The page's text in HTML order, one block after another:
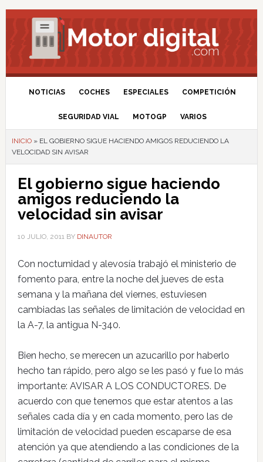
NOTICIAS COCHES ESPECIALES COMPETICIÓN
SEGURIDAD VIAL MOTOGP VARIOS
INICIO» EL GOBIERNO SIGUE HACIENDO AMIGOS REDUCIENDO LA
VELOCIDAD SIN AVISAR
El gobierno sigue haciendo
amigos reduciendo la
velocidad sin avisar
10 JULIO, 2011BY DINAUTOR
Con nocturnidad y alevosía trabajó el ministerio de
fomento para, entre la noche del jueves de esta
semana y la mañana del viernes, estuviesen
cambiadas las señales de limitación de velocidad en
la A-7, la antigua N-340.
Bien hecho, se merecen un azucarillo por haberlo
hecho tan rápido, pero algo se les pasó y fue lo más
importante: AVISAR A LOS CONDUCTORES. De
acuerdo con que tenemos que estar atentos a las
señales cada día y en cada momento, pero las de
limitación de velocidad pueden escaparse de esa
atención ya que atendiendo a las condiciones de la